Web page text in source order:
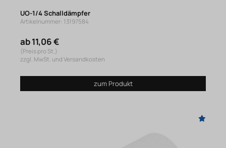
UO-1/4 Schalldämpfer
Artikelnummer: 13197584
ab 11,06 €
(Preis pro St.)
zzgl. MwSt. und Versandkosten
zum Produkt